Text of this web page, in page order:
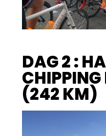
DAG 2 :
(242 KM)